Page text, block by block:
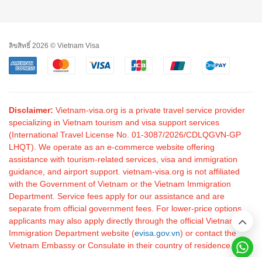
ลิขสิทธิ์ 2026 © Vietnam Visa
Disclaimer: Vietnam-visa.org is a private travel service provider
specializing in Vietnam tourism and visa support services
(International Travel License No. 01-3087/2026/CDLQGVN-GP
LHQT). We operate as an e-commerce website offering
assistance with tourism-related services, visa and immigration
guidance, and airport support. vietnam-visa.org is not affiliated
with the Government of Vietnam or the Vietnam Immigration
Department. Service fees apply for our assistance and are
separate from official government fees. For lower-price options,
applicants may also apply directly through the official Vietnam
Immigration Department website (evisa.gov.vn) or contact the
Vietnam Embassy or Consulate in their country of residence.